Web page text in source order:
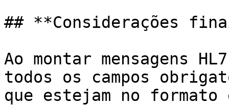
## **Considerações
Ao montar mensagens
todos os campos
que estejam no formato